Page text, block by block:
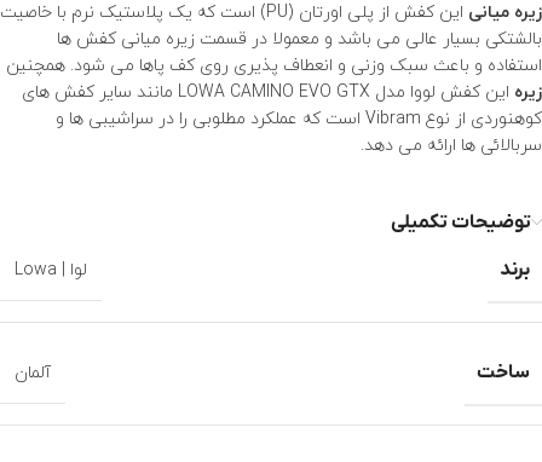
زیره میانی
این کفش از پلی اورتان (PU) است که یک پلاستیک نرم با خاصیت
بالشتکی بسیار عالی می باشد و معمولا در قسمت زیره میانی کفش ها
استفاده و باعث سبک وزنی و انعطاف پذیری روی کف پاها می شود. همچنین
زیره
این کفش لووا مدل LOWA CAMINO EVO GTX مانند سایر کفش های
کوهنوردی از نوع Vibram است که عملکرد مطلوبی را در سراشیبی ها و
سربالائی ها ارائه می دهد.
توضیحات تکمیلی
برند
لوا | Lowa
ساخت آلمان